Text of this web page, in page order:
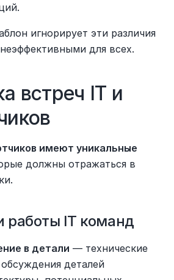
игнорирует эти различия
для всех.
встреч IT и
имеют уникальные
должны отражаться в
работы IT команд
в детали — технические
деталей